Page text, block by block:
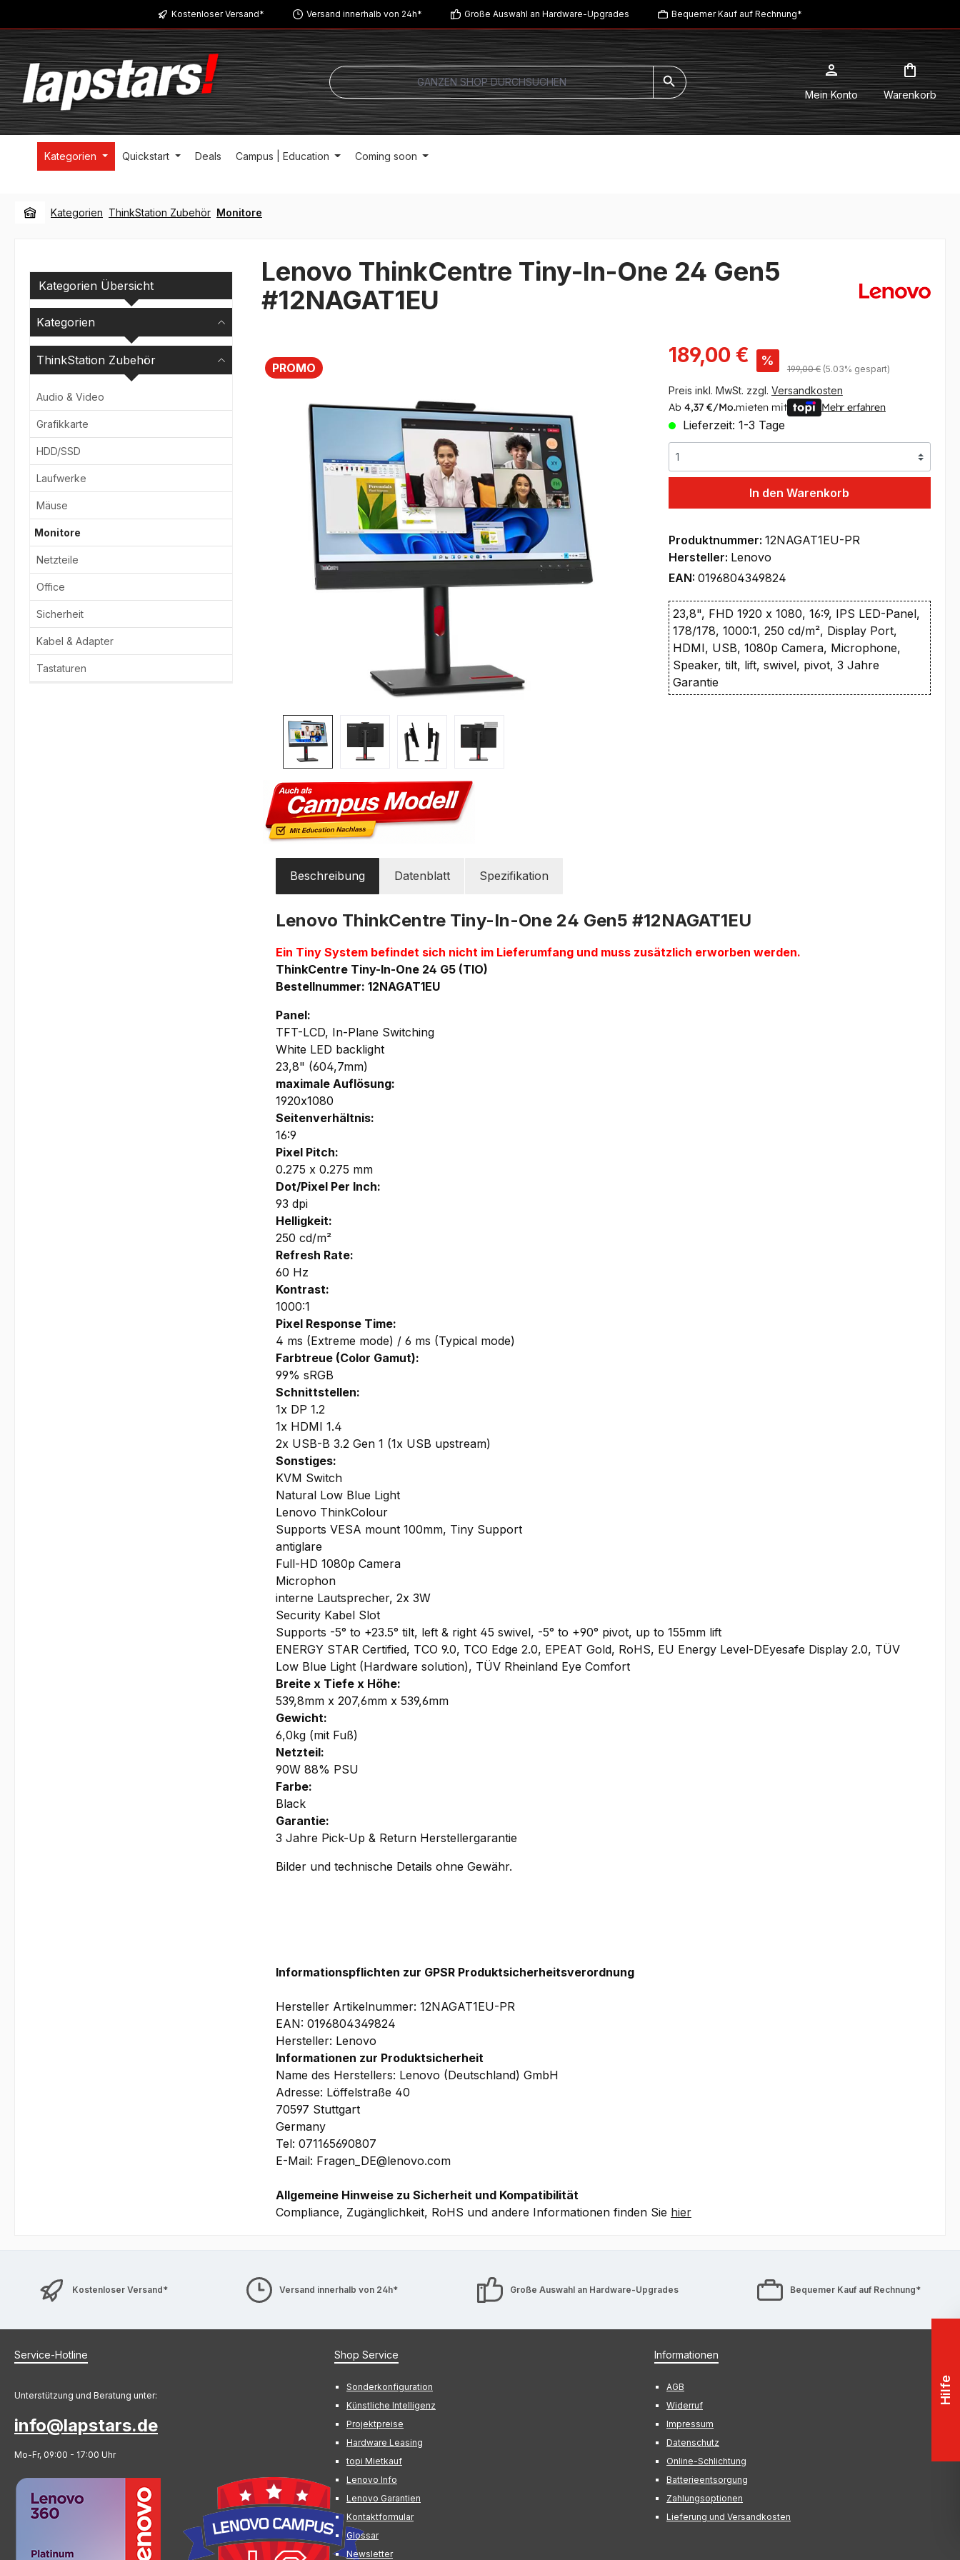
Zur Hauptnavigation springenKostenloser Versand* Versand innerhalb von 24h* Große Auswahl an Hardware-Upgrades Bequemer Kauf auf Rechnung*
Mein Konto Warenkorb
Kategorien Quickstart Deals Campus | Education Coming soon
Kategorien ThinkStation Zubehör Monitore
Kategorien Übersicht
Kategorien
ThinkStation Zubehör
Audio & Video
Grafikkarte
HDD/SSD
Laufwerke
Mäuse
Monitore
Netzteile
Office
Sicherheit
Kabel & Adapter
Tastaturen
Lenovo ThinkCentre Tiny-In-One 24 Gen5
#12NAGAT1EU
PROMO
Bildergalerie überspringen
Verkaufspreis:
189,00 € %
Regulärer Preis:
199,00 € (5.03% gespart)
Preis inkl. MwSt. zzgl. Versandkosten
Ab 4,37 €/Mo.mieten mit Mehr erfahren
Lieferzeit: 1-3 Tage
In den Warenkorb
Produktnummer: 12NAGAT1EU-PR
Hersteller: Lenovo
EAN: 0196804349824
23,8", FHD 1920 x 1080, 16:9, IPS LED-Panel,
178/178, 1000:1, 250 cd/m², Display Port,
HDMI, USB, 1080p Camera, Microphone,
Speaker, tilt, lift, swivel, pivot, 3 Jahre
Garantie
Beschreibung Datenblatt Spezifikation
Lenovo ThinkCentre Tiny-In-One 24 Gen5 #12NAGAT1EU
Ein Tiny System befindet sich nicht im Lieferumfang und muss zusätzlich erworben werden.
ThinkCentre Tiny-In-One 24 G5 (TIO)
Bestellnummer: 12NAGAT1EU
Panel:
TFT-LCD, In-Plane Switching
White LED backlight
23,8" (604,7mm)
maximale Auflösung:
1920x1080
Seitenverhältnis:
16:9
Pixel Pitch:
0.275 x 0.275 mm
Dot/Pixel Per Inch:
93 dpi
Helligkeit:
250 cd/m²
Refresh Rate:
60 Hz
Kontrast:
1000:1
Pixel Response Time:
4 ms (Extreme mode) / 6 ms (Typical mode)
Farbtreue (Color Gamut):
99% sRGB
Schnittstellen:
1x DP 1.2
1x HDMI 1.4
2x USB-B 3.2 Gen 1 (1x USB upstream)
Sonstiges:
KVM Switch
Natural Low Blue Light
Lenovo ThinkColour
Supports VESA mount 100mm, Tiny Support
antiglare
Full-HD 1080p Camera
Microphon
interne Lautsprecher, 2x 3W
Security Kabel Slot
Supports -5° to +23.5° tilt, left & right 45 swivel, -5° to +90° pivot, up to 155mm lift
ENERGY STAR Certified, TCO 9.0, TCO Edge 2.0, EPEAT Gold, RoHS, EU Energy Level-DEyesafe Display 2.0, TÜV
Low Blue Light (Hardware solution), TÜV Rheinland Eye Comfort
Breite x Tiefe x Höhe:
539,8mm x 207,6mm x 539,6mm
Gewicht:
6,0kg (mit Fuß)
Netzteil:
90W 88% PSU
Farbe:
Black
Garantie:
3 Jahre Pick-Up & Return Herstellergarantie
Bilder und technische Details ohne Gewähr.
Informationspflichten zur GPSR Produktsicherheitsverordnung
Hersteller Artikelnummer: 12NAGAT1EU-PR
EAN: 0196804349824
Hersteller: Lenovo
Informationen zur Produktsicherheit
Name des Herstellers: Lenovo (Deutschland) GmbH
Adresse: Löffelstraße 40
70597 Stuttgart
Germany
Tel: 071165690807
E-Mail: Fragen_DE@lenovo.com
Allgemeine Hinweise zu Sicherheit und Kompatibilität
Compliance, Zugänglichkeit, RoHS und andere Informationen finden Sie hier
Kostenloser Versand* Versand innerhalb von 24h* Große Auswahl an Hardware-Upgrades Bequemer Kauf auf Rechnung*
Service-Hotline
Unterstützung und Beratung unter:
info@lapstars.de
Mo-Fr, 09:00 - 17:00 Uhr
Shop Service
Sonderkonfiguration
Künstliche Intelligenz
Projektpreise
Hardware Leasing
topi Mietkauf
Lenovo Info
Lenovo Garantien
Kontaktformular
Glossar
Newsletter
Informationen
AGB
Widerruf
Impressum
Datenschutz
Online-Schlichtung
Batterieentsorgung
Zahlungsoptionen
Lieferung und Versandkosten
Hilfe